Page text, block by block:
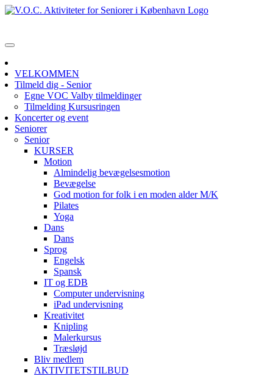
VELKOMMEN
Tilmeld dig - Senior
Egne VOC Valby tilmeldinger
Tilmelding Kursusringen
Koncerter og event
Seniorer
Senior
KURSER
Motion
Almindelig bevægelsesmotion
Bevægelse
God motion for folk i en moden alder M/K
Pilates
Yoga
Dans
Dans
Sprog
Engelsk
Spansk
IT og EDB
Computer undervisning
iPad undervisning
Kreativitet
Knipling
Malerkursus
Træsløjd
Bliv medlem
AKTIVITETSTILBUD